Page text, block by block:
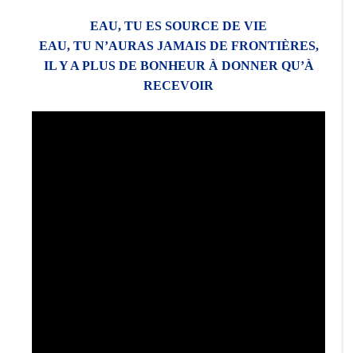
EAU, TU ES SOURCE DE VIE
EAU, TU N’AURAS JAMAIS DE FRONTIÈRES,
IL Y A PLUS DE BONHEUR À DONNER QU’À
RECEVOIR